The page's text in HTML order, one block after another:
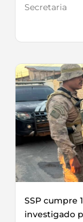
Secretaria
SSP cumpre
investigado